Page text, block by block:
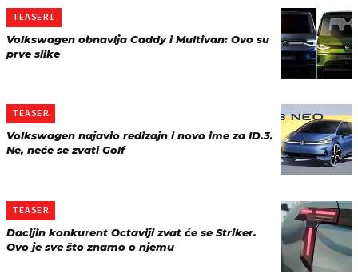
TEASERI
Volkswagen obnavlja Caddy i Multivan: Ovo su
prve slike
TEASER
Volkswagen najavio redizajn i novo ime za ID.3.
Ne, neće se zvati Golf
TEASER
Dacijin konkurent Octaviji zvat će se Striker.
Ovo je sve što znamo o njemu